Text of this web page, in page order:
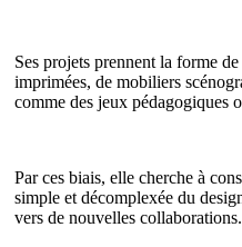
Ses projets prennent la forme
imprimées, de mobiliers
comme des jeux pédagogiques
Par ces biais, elle cherche à
simple et décomplexée du
vers de nouvelles collaborations.